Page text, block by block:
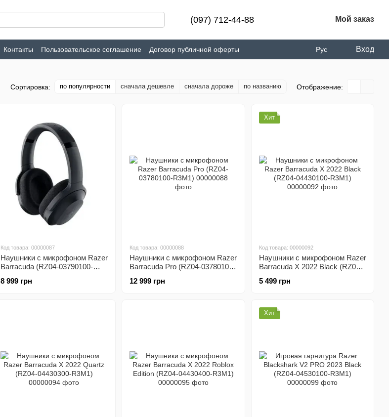
(097) 712-44-88 Мой заказ
Контакты Пользовательское соглашение Договор публичной оферты Рус Вход
Сортировка: по популярности сначала дешевле сначала дороже по названию Отображение:
Код товара: 00000087
Наушники с микрофоном Razer
Barracuda (RZ04-03790100-
8 999 грн
Код товара: 00000088
Наушники с микрофоном Razer
Barracuda Pro (RZ04-03780100-
12 999 грн
Хит
Код товара: 00000092
Наушники с микрофоном Razer
Barracuda X 2022 Black (RZ04-
5 499 грн
Хит